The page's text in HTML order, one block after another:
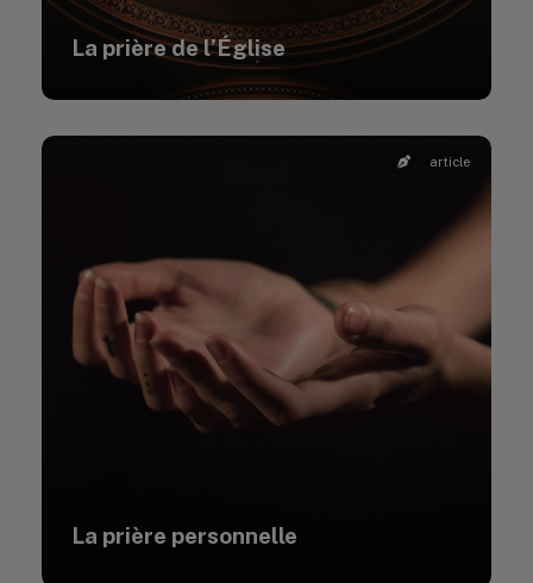
La prière de l’Église
La prière personnelle
article